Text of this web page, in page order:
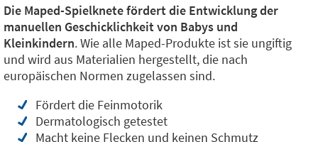
Die Maped-Spielknete fördert die Entwicklung der
manuellen Geschicklichkeit von Babys und
Kleinkindern. Wie alle Maped-Produkte ist sie ungiftig
und wird aus Materialien hergestellt, die nach
europäischen Normen zugelassen sind.
Fördert die Feinmotorik
Dermatologisch getestet
Macht keine Flecken und keinen Schmutz